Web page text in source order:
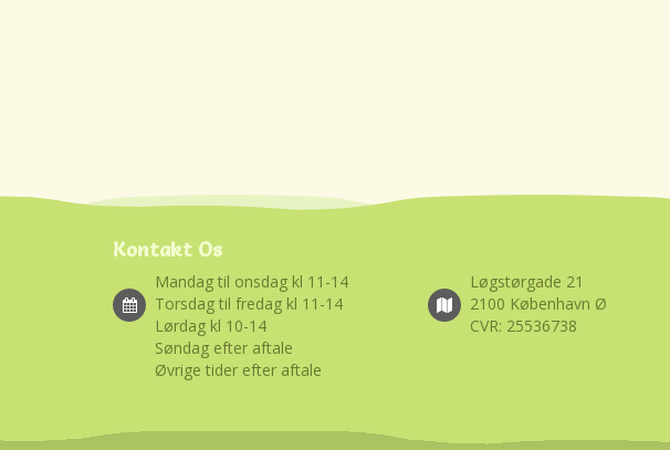
Kontakt Os
Mandag til onsdag kl 11-14
Torsdag til fredag kl 11-14
Lørdag kl 10-14
Søndag efter aftale
Øvrige tider efter aftale
Løgstørgade 21
2100 København Ø
CVR: 25536738